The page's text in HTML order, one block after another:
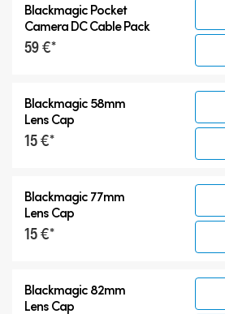
Blackmagic Pocket
CameraDC Cable Pack
59 €*
Blackmagic 58mm
Lens Cap
15 €*
Blackmagic 77mm
Lens Cap
15 €*
Blackmagic 82mm
Lens Cap